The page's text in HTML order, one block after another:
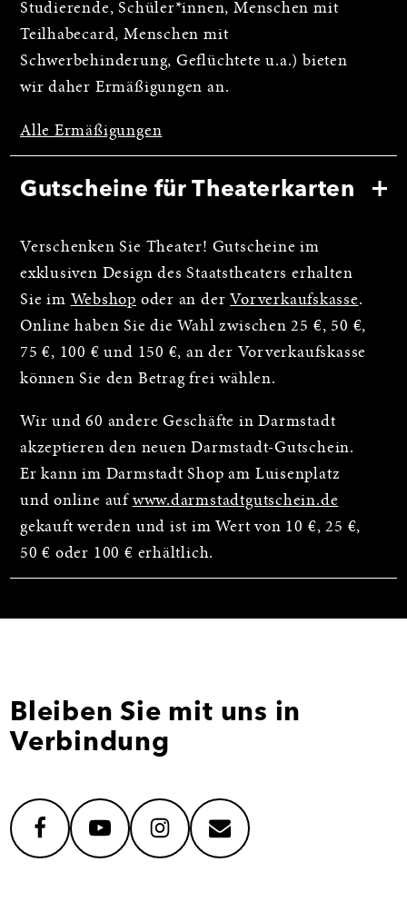
Studierende, Schüler*innen, Menschen mit
Teilhabecard, Menschen mit
Schwerbehinderung, Geflüchtete u.a.) bieten
wir daher Ermäßigungen an.
Alle Ermäßigungen
Gutscheine für Theaterkarten
Verschenken Sie Theater! Gutscheine im
exklusiven Design des Staatstheaters erhalten
Sie im Webshop oder an der Vorverkaufskasse.
Online haben Sie die Wahl zwischen 25 €, 50 €,
75 €, 100 € und 150 €, an der Vorverkaufskasse
können Sie den Betrag frei wählen.
Wir und 60 andere Geschäfte in Darmstadt
akzeptieren den neuen Darmstadt-Gutschein.
Er kann im Darmstadt Shop am Luisenplatz
und online auf www.darmstadtgutschein.de
gekauft werden und ist im Wert von 10 €, 25 €,
50 € oder 100 € erhältlich.
Bleiben Sie mit uns in
Verbindung
facebookyoutubeinstagrammail